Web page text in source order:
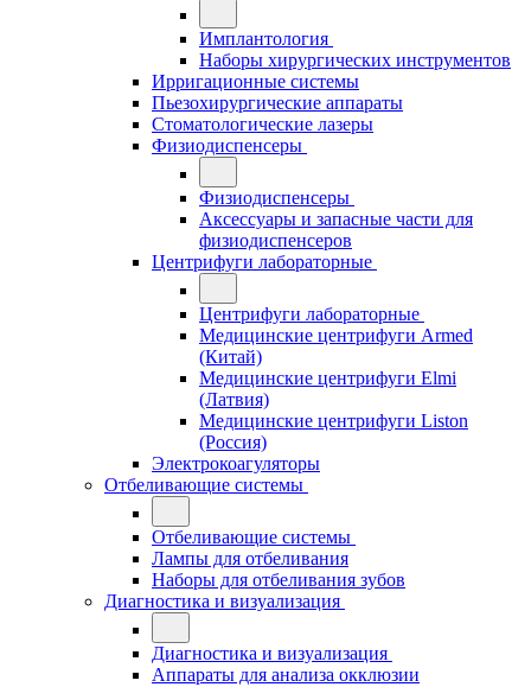
Имплантология
Наборы хирургических инструментов
Ирригационные системы
Пьезохирургические аппараты
Стоматологические лазеры
Физиодиспенсеры
Физиодиспенсеры
Аксессуары и запасные части для
физиодиспенсеров
Центрифуги лабораторные
Центрифуги лабораторные
Медицинские центрифуги Armed
(Китай)
Медицинские центрифуги Elmi
(Латвия)
Медицинские центрифуги Liston
(Россия)
Электрокоагуляторы
Отбеливающие системы
Отбеливающие системы
Лампы для отбеливания
Наборы для отбеливания зубов
Диагностика и визуализация
Диагностика и визуализация
Аппараты для анализа окклюзии